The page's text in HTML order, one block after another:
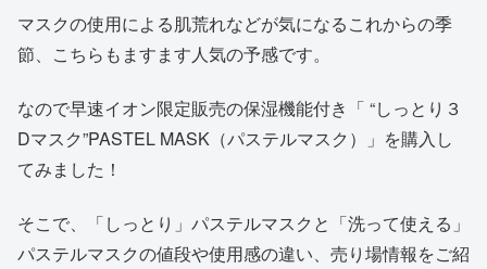
マスクの使用による肌荒れなどが気になるこれからの季
節、こちらもますます人気の予感です。
なので早速イオン限定販売の保湿機能付き「 “しっとり３
Dマスク”PASTEL MASK（パステルマスク）」を購入し
てみました！
そこで、「しっとり」パステルマスクと「洗って使える」
パステルマスクの値段や使用感の違い、売り場情報をご紹